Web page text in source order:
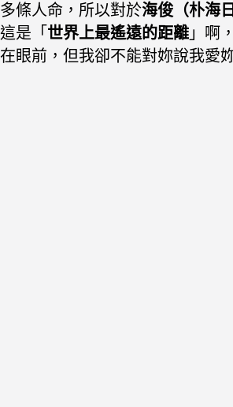
多條人命，所以對於海俊（朴海
這是 「 世界上最遙遠的距離 」 啊
在眼前，但我卻不能對妳說我愛